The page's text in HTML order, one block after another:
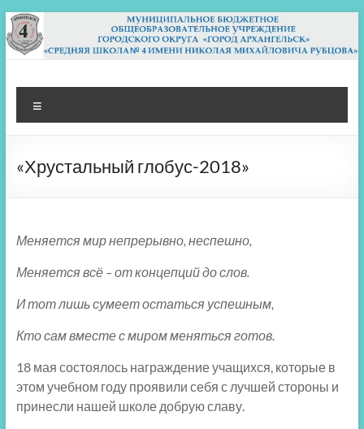
Перейти
к
содержимому
МБОУ СШ 4
Архангельск
«Хрустальный глобус-2018»
Меняется мир непрерывно, неспешно,
Меняется всё – от концепций до слов.
И тот лишь сумеет остаться успешным,
Кто сам вместе с миром меняться готов.
18 мая состоялось награждение учащихся, которые в
этом учебном году проявили себя с лучшей стороны и
принесли нашей школе добрую славу.